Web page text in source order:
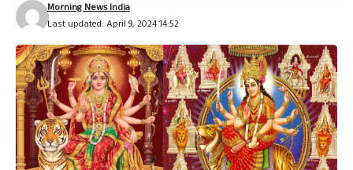
Last updated: April 9, 2024 14:52
Morning News India